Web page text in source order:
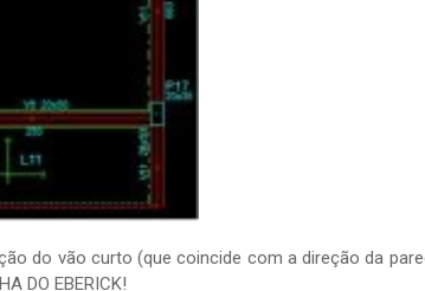
do vão curto (que coincide com a direção da
DO EBERICK!